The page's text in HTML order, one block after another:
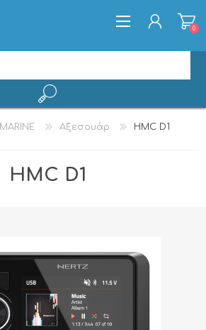
0
MARINE Αξεσουάρ HMC D1
HMC D1